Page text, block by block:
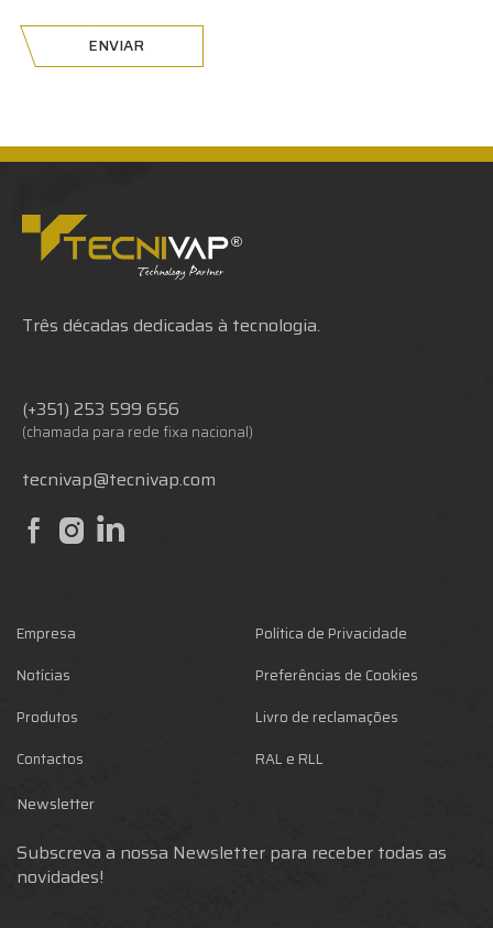
ENVIAR
Três décadas dedicadas à tecnologia.
(+351) 253 599 656
(chamada para rede fixa nacional)
tecnivap@tecnivap.com
Empresa
Notícias
Produtos
Contactos
Política de Privacidade
Preferências de Cookies
Livro de reclamações
RAL e RLL
Newsletter
Subscreva a nossa Newsletter para receber todas as
novidades!